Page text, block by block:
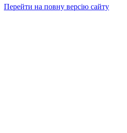
Перейти на повну версію сайту